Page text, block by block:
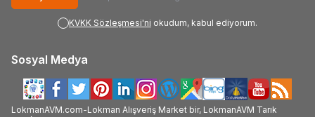
KVKK Sözleşmesi'ni okudum, kabul ediyorum.
Sosyal Medya
LokmanAVM.com-Lokman Alışveriş Market bir, LokmanAVM Tarık